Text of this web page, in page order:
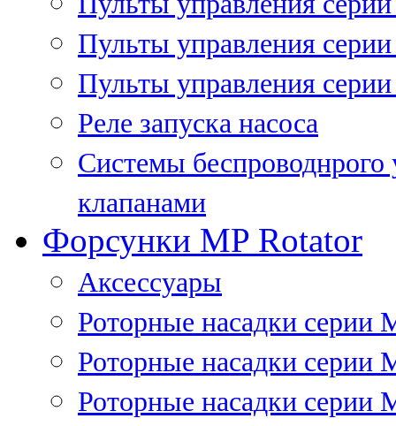
Пульты управления
Пульты управления
Реле запуска насоса
Системы
клапанами
Форсунки MP Rotator
Аксессуары
Роторные насадки серии
Роторные насадки серии
Роторные насадки серии